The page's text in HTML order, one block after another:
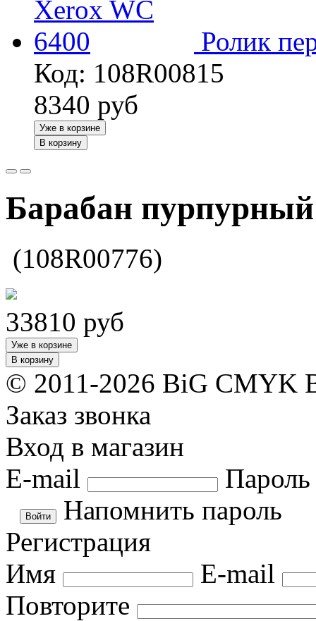
Ролик
Код: 108R00815
8340 руб
Уже в корзине
В корзину
Барабан
(108R00776)
33810 руб
Уже в корзине
В корзину
© 2011-2026 BiG CMYK
Заказ звонка
Вход в магазин
E-mail
Пароль
Напомнить пароль
Регистрация
Имя
E-mail
Повторите